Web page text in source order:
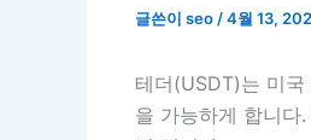
글쓴이 seo /4월 13,
테더(USDT)는 미
을 가능하게 합니다